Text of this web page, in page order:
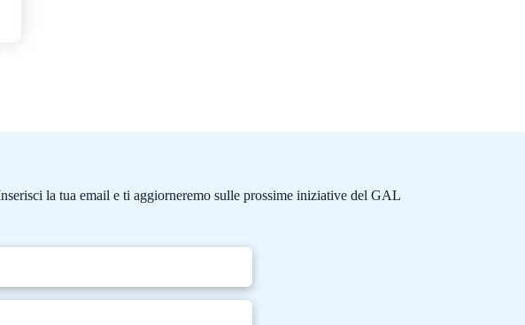
la tua email e ti aggiorneremo sulle prossime iniziative del GAL